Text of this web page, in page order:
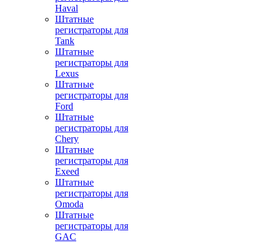
Haval
Штатные
регистраторы для
Tank
Штатные
регистраторы для
Lexus
Штатные
регистраторы для
Ford
Штатные
регистраторы для
Chery
Штатные
регистраторы для
Exeed
Штатные
регистраторы для
Omoda
Штатные
регистраторы для
GAC